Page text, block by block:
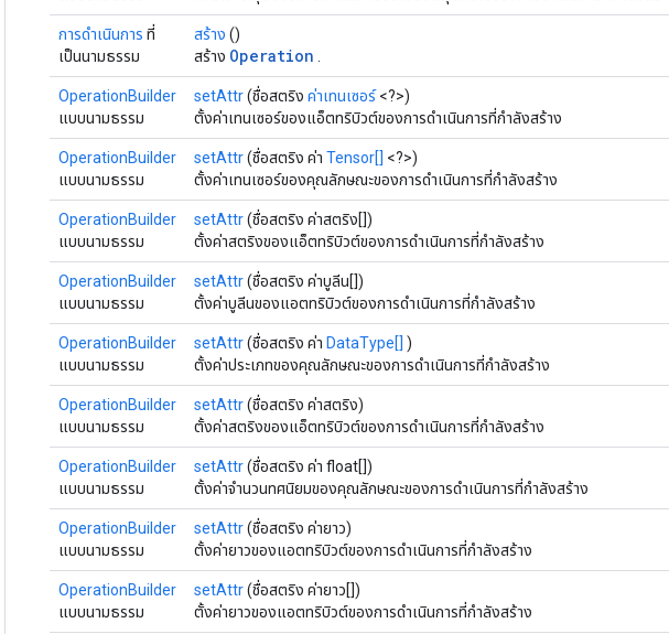
การดำเนินการ ที่
เป็นนามธรรม
สร้าง ()
สร้าง Operation
OperationBuilder
แบบนามธรรม
setAttr(ชื่อสตริง ค่าเทนเซอร์<?>)
ตั้งค่าเทนเซอร์ของแอ็ตทริบิวต์ของการดำเนินการที่กำลังสร้าง
OperationBuilder
แบบนามธรรม
setAttr(ชื่อสตริง ค่า Tensor[] <?>)
ตั้งค่าเทนเซอร์ของคุณลักษณะของการดำเนินการที่กำลังสร้าง
OperationBuilder
แบบนามธรรม
setAttr(ชื่อสตริง ค่าสตริง[])
ตั้งค่าสตริงของแอ็ตทริบิวต์ของการดำเนินการที่กำลังสร้าง
OperationBuilder
แบบนามธรรม
setAttr(ชื่อสตริง ค่าบูลีน[])
ตั้งค่าบูลีนของแอตทริบิวต์ของการดำเนินการที่กำลังสร้าง
OperationBuilder
แบบนามธรรม
setAttr(ชื่อสตริง ค่า DataType[] )
ตั้งค่าประเภทของคุณลักษณะของการดำเนินการที่กำลังสร้าง
OperationBuilder
แบบนามธรรม
setAttr(ชื่อสตริง ค่าสตริง)
ตั้งค่าสตริงของแอ็ตทริบิวต์ของการดำเนินการที่กำลังสร้าง
OperationBuilder
แบบนามธรรม
setAttr(ชื่อสตริง ค่า float[])
ตั้งค่าจำนวนทศนิยมของคุณลักษณะของการดำเนินการที่กำลังสร้าง
OperationBuilder
แบบนามธรรม
setAttr(ชื่อสตริง ค่ายาว)
ตั้งค่ายาวของแอตทริบิวต์ของการดำเนินการที่กำลังสร้าง
OperationBuilder
แบบนามธรรม
setAttr(ชื่อสตริง ค่ายาว[])
ตั้งค่ายาวของแอตทริบิวต์ของการดำเนินการที่กำลังสร้าง